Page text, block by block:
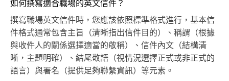
如何撰寫適合職場的英文信件？
撰寫職場英文信件時，您應該依照標準格式進行，基本信
件格式通常包含主旨（清晰指出信件目的）、稱謂（根據
與收件人的關係選擇適當的敬稱）、信件內文（結構清
晰，主題明確）、結尾敬語（視情況選擇正式或非正式的
語言）與署名（提供足夠聯繫資訊）等元素。